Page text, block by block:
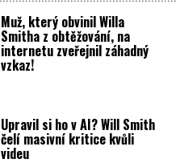
Muž, který obvinil Willa
Smitha z obtěžování, na
internetu zveřejnil záhadný
vzkaz!
Upravil si ho v AI? Will Smith
čelí masivní kritice kvůli
videu